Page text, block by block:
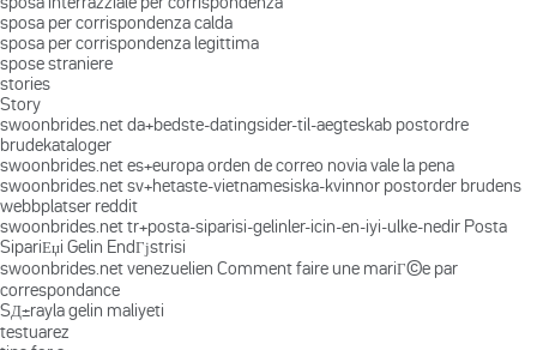
sposa per corrispondenza calda
sposa per corrispondenza legittima
spose straniere
stories
Story
swoonbrides.net da+bedste-datingsider-til-aegteskab postordre
brudekataloger
swoonbrides.net es+europa orden de correo novia vale la pena
swoonbrides.net sv+hetaste-vietnamesiska-kvinnor postorder brudens
webbplatser reddit
swoonbrides.net tr+posta-siparisi-gelinler-icin-en-iyi-ulke-nedir Posta
SipariЕџi Gelin EndГјstrisi
swoonbrides.net venezuelien Comment faire une mariГ©e par
correspondance
SД±rayla gelin maliyeti
testuarez